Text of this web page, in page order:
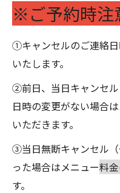
※ご予約時注
①キャンセルのご連絡
いたします。
②前日、当日キャンセ
日時の変更がない場合
いただきます。
③当日無断キャンセル
った場合はメニュー料
す。